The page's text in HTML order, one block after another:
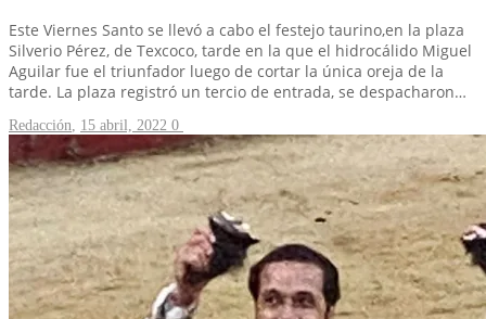
Este Viernes Santo se llevó a cabo el festejo taurino,en la plaza
Silverio Pérez, de Texcoco, tarde en la que el hidrocálido Miguel
Aguilar fue el triunfador luego de cortar la única oreja de la
tarde. La plaza registró un tercio de entrada, se despacharon…
Redacción 15 abril, 2022 0